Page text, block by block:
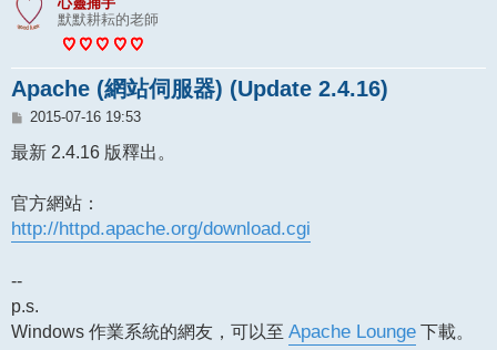
默默耕耘的老師
Apache (網站伺服器) (Update 2.4.16)
文
2015-07-16 19:53
最新 2.4.16 版釋出。
官方網站：
http://httpd.apache.org/download.cgi
--
p.s.
Windows 作業系統的網友，可以至 Apache Lounge 下載。